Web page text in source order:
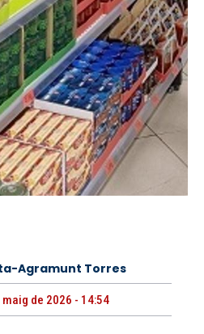
Agramunt Torres
de 2026 - 14:54